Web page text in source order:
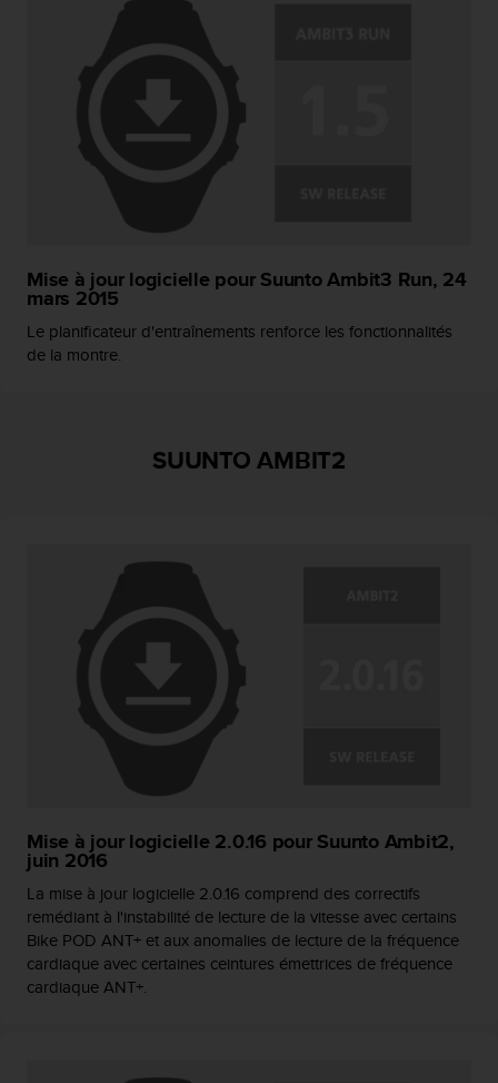
Mise à jour logicielle pour Suunto Ambit3 Run, 24
mars 2015
Le planificateur d'entraînements renforce les fonctionnalités
de la montre.
SUUNTO AMBIT2
Mise à jour logicielle 2.0.16 pour Suunto Ambit2,
juin 2016
La mise à jour logicielle 2.0.16 comprend des correctifs
remédiant à l'instabilité de lecture de la vitesse avec certains
Bike POD ANT+ et aux anomalies de lecture de la fréquence
cardiaque avec certaines ceintures émettrices de fréquence
cardiaque ANT+.